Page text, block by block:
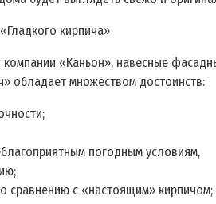
кирпича»
компании «Каньон», навесные
обладает множеством достоинств:
погодным условиям,
сравнению с «настоящим» кирпичом;